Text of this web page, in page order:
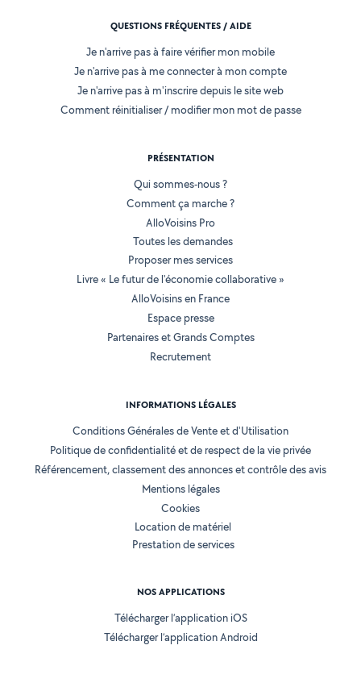
QUESTIONS FRÉQUENTES / AIDE
Je n'arrive pas à faire vérifier mon mobile
Je n'arrive pas à me connecter à mon compte
Je n'arrive pas à m'inscrire depuis le site web
Comment réinitialiser / modifier mon mot de passe
PRÉSENTATION
Qui sommes-nous ?
Comment ça marche ?
AlloVoisins Pro
Toutes les demandes
Proposer mes services
Livre « Le futur de l'économie collaborative »
AlloVoisins en France
Espace presse
Partenaires et Grands Comptes
Recrutement
INFORMATIONS LÉGALES
Conditions Générales de Vente et d'Utilisation
Politique de confidentialité et de respect de la vie privée
Référencement, classement des annonces et contrôle des avis
Mentions légales
Cookies
Location de matériel
Prestation de services
NOS APPLICATIONS
Télécharger l’application iOS
Télécharger l’application Android